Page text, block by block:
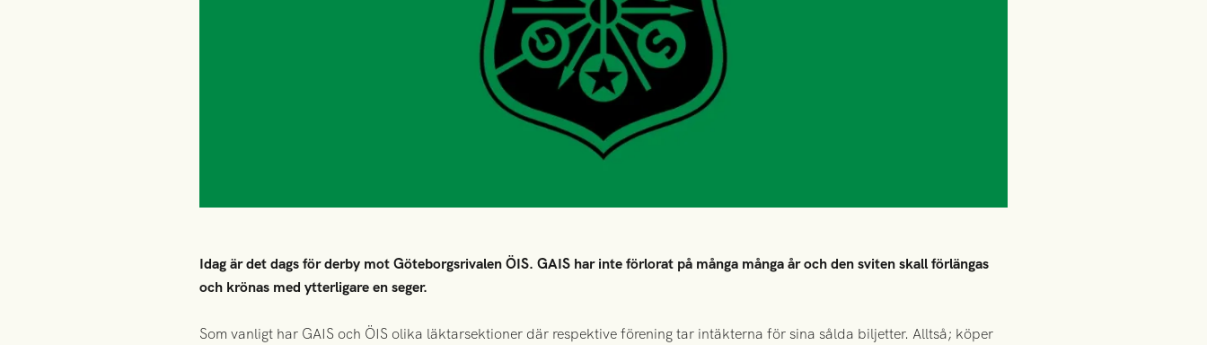
Idag är det dags för derby mot Göteborgsrivalen ÖIS. GAIS har inte förlorat på många många år och den sviten skall förlängas
och krönas med ytterligare en seger.
Som vanligt har GAIS och ÖIS olika läktarsektioner där respektive förening tar intäkterna för sina sålda biljetter. Alltså; köper